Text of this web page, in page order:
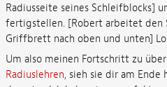
Radiusseite seines Schleifblocks]
fertigstellen. [Robert arbeitet den
Griffbrett nach oben und unten]
Um also meinen Fortschritt zu
Radiuslehren, sieh sie dir am Ende